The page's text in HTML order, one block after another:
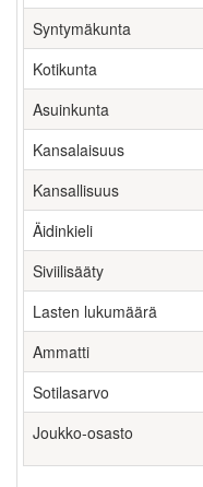
Syntymäkunta
Kotikunta
Asuinkunta
Kansalaisuus
Kansallisuus
Äidinkieli
Siviilisääty
Lasten lukumäärä
Ammatti
Sotilasarvo
Joukko-osasto